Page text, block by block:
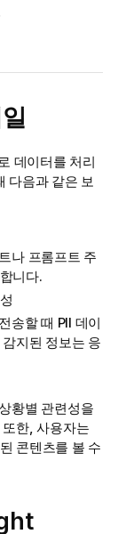
데이터를 처리
다음과 같은 보
나 프롬프트 주
니다.
송할 때 PII 데이
지된 정보는 응
황별 관련성을
한, 사용자는
콘텐츠를 볼 수